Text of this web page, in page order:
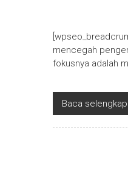
mencegah
fokusnya adalah
Baca